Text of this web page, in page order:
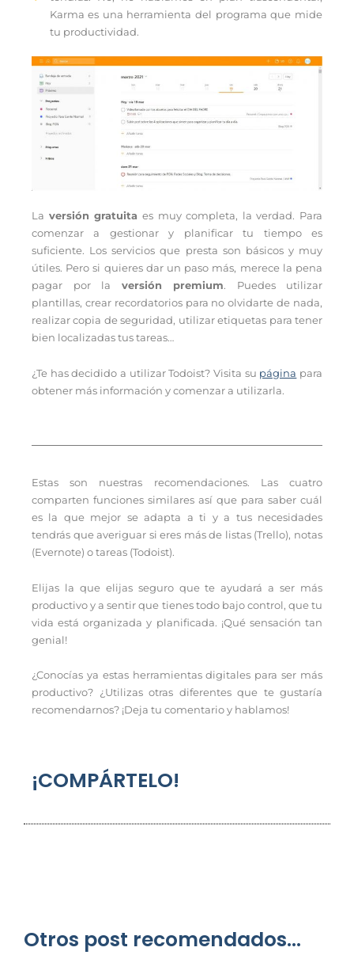
Karma es una herramienta del programa que mide
tu productividad.
La versión gratuita es muy completa, la verdad. Para
comenzar a gestionar y planificar tu tiempo es
suficiente. Los servicios que presta son básicos y muy
útiles. Pero si quieres dar un paso más, merece la pena
pagar por la versión premium. Puedes utilizar
plantillas, crear recordatorios para no olvidarte de nada,
realizar copia de seguridad, utilizar etiquetas para tener
bien localizadas tus tareas…
¿Te has decidido a utilizar Todoist? Visita su página para
obtener más información y comenzar a utilizarla.
Estas son nuestras recomendaciones. Las cuatro
comparten funciones similares así que para saber cuál
es la que mejor se adapta a ti y a tus necesidades
tendrás que averiguar si eres más de listas (Trello), notas
(Evernote) o tareas (Todoist).
Elijas la que elijas seguro que te ayudará a ser más
productivo y a sentir que tienes todo bajo control, que tu
vida está organizada y planificada. ¡Qué sensación tan
genial!
¿Conocías ya estas herramientas digitales para ser más
productivo? ¿Utilizas otras diferentes que te gustaría
recomendarnos? ¡Deja tu comentario y hablamos!
¡COMPÁRTELO!
Otros post recomendados...